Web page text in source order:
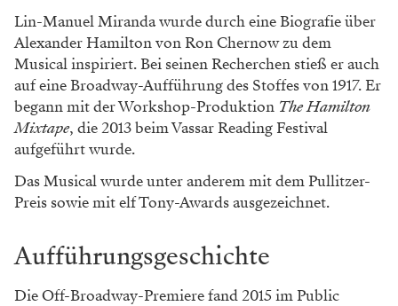
Lin-Manuel Miranda wurde durch eine Biografie über
Alexander Hamilton von Ron Chernow zu dem
Musical inspiriert. Bei seinen Recherchen stieß er auch
auf eine Broadway-Aufführung des Stoffes von 1917. Er
begann mit der Workshop-Produktion The Hamilton
Mixtape, die 2013 beim Vassar Reading Festival
aufgeführt wurde.
Das Musical wurde unter anderem mit dem Pullitzer-
Preis sowie mit elf Tony-Awards ausgezeichnet.
Aufführungsgeschichte
Die Off-Broadway-Premiere fand 2015 im Public